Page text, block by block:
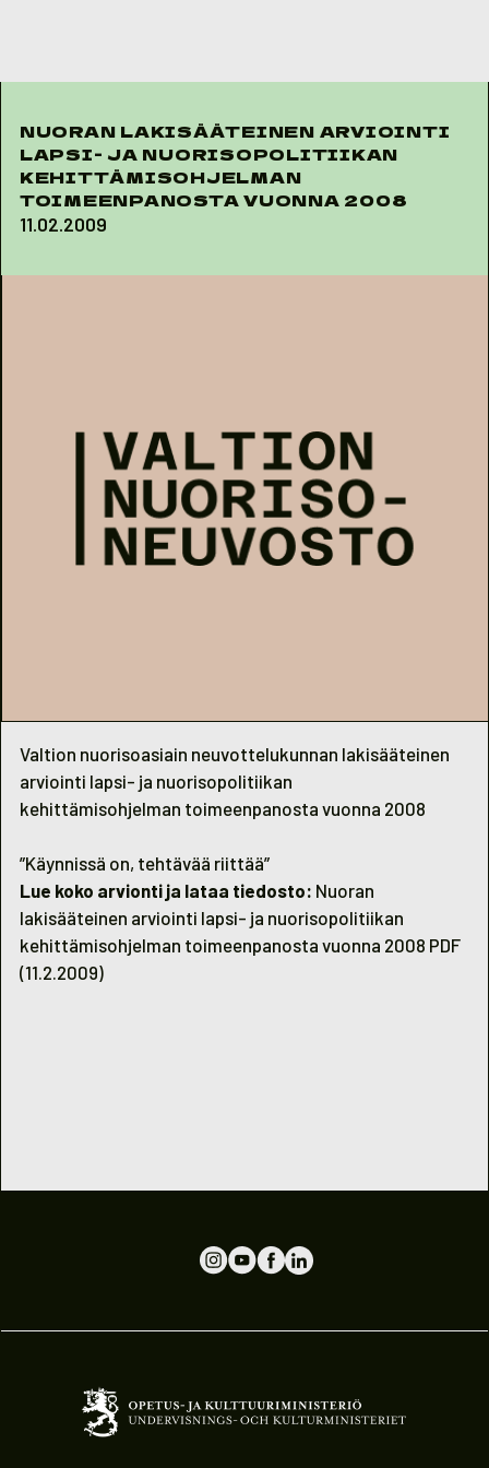
NUORAN LAKISÄÄTEINEN ARVIOINTI
LAPSI- JA NUORISOPOLITIIKAN
KEHITTÄMISOHJELMAN
TOIMEENPANOSTA VUONNA 2008
11.02.2009
Valtion nuorisoasiain neuvottelukunnan lakisääteinen
arviointi lapsi- ja nuorisopolitiikan
kehittämisohjelman toimeenpanosta vuonna 2008
”Käynnissä on, tehtävää riittää”
Lue koko arvionti ja lataa tiedosto: Nuoran
lakisääteinen arviointi lapsi- ja nuorisopolitiikan
kehittämisohjelman toimeenpanosta vuonna 2008 PDF
(11.2.2009)